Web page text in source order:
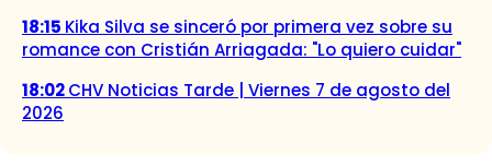
18:15 Kika Silva se sinceró por primera vez sobre su
romance con Cristián Arriagada: "Lo quiero cuidar"
18:02CHV Noticias Tarde | Viernes 7 de agosto del
2026